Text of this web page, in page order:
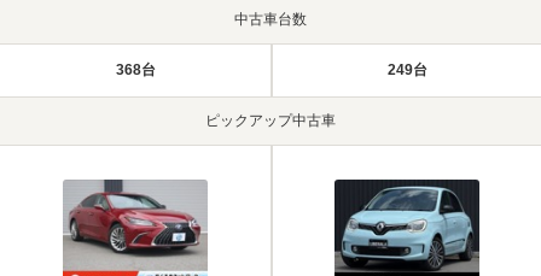
中古車台数
368台 249台
ピックアップ中古車